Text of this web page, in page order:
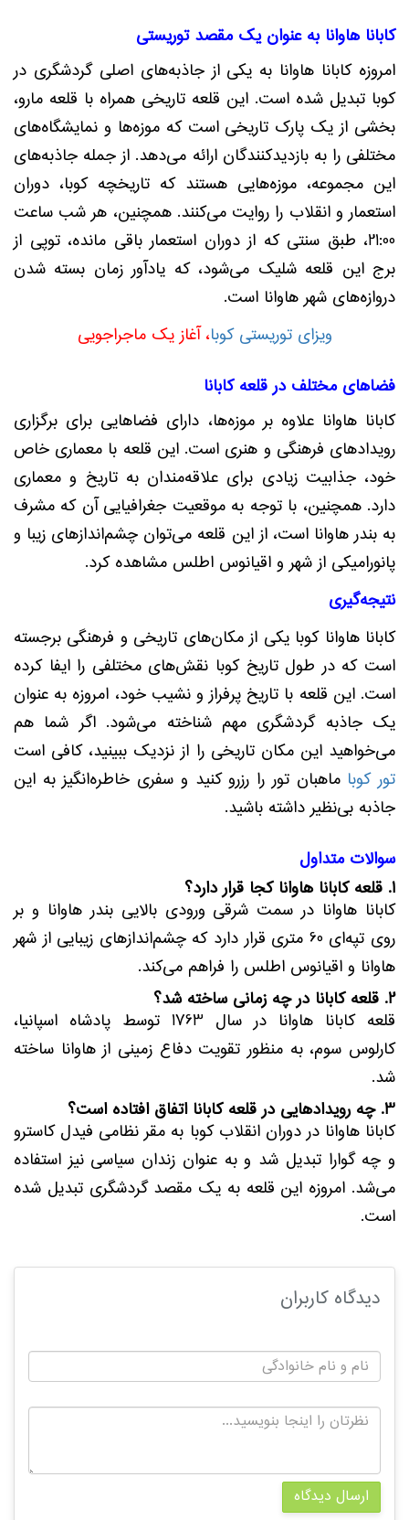
کابانا هاوانا به عنوان یک مقصد توریستی
امروزه کابانا هاوانا به یکی از جاذبه‌های اصلی گردشگری در
کوبا تبدیل شده است. این قلعه تاریخی همراه با قلعه مارو،
بخشی از یک پارک تاریخی است که موزه‌ها و نمایشگاه‌های
مختلفی را به بازدیدکنندگان ارائه می‌دهد. از جمله جاذبه‌های
این مجموعه، موزه‌هایی هستند که تاریخچه کوبا، دوران
استعمار و انقلاب را روایت می‌کنند. همچنین، هر شب ساعت
21:00، طبق سنتی که از دوران استعمار باقی مانده، توپی از
برج این قلعه شلیک می‌شود، که یادآور زمان بسته شدن
دروازه‌های شهر هاوانا است.
ویزای توریستی کوبا، آغاز یک ماجراجویی
فضاهای مختلف در قلعه کابانا
کابانا هاوانا علاوه بر موزه‌ها، دارای فضاهایی برای برگزاری
رویدادهای فرهنگی و هنری است. این قلعه با معماری خاص
خود، جذابیت زیادی برای علاقه‌مندان به تاریخ و معماری
دارد. همچنین، با توجه به موقعیت جغرافیایی آن که مشرف
به بندر هاوانا است، از این قلعه می‌توان چشم‌اندازهای زیبا و
پانورامیکی از شهر و اقیانوس اطلس مشاهده کرد.
نتیجه‌گیری
کابانا هاوانا کوبا یکی از مکان‌های تاریخی و فرهنگی برجسته
است که در طول تاریخ کوبا نقش‌های مختلفی را ایفا کرده
است. این قلعه با تاریخ پرفراز و نشیب خود، امروزه به عنوان
یک جاذبه گردشگری مهم شناخته می‌شود. اگر شما هم
می‌خواهید این مکان تاریخی را از نزدیک ببینید، کافی است
تور کوبا ماهبان تور را رزرو کنید و سفری خاطره‌انگیز به این
جاذبه بی‌نظیر داشته باشید.
سوالات متداول
1. قلعه کابانا هاوانا کجا قرار دارد؟
کابانا هاوانا در سمت شرقی ورودی بالایی بندر هاوانا و بر
روی تپه‌ای 60 متری قرار دارد که چشم‌اندازهای زیبایی از شهر
هاوانا و اقیانوس اطلس را فراهم می‌کند.
2. قلعه کابانا در چه زمانی ساخته شد؟
قلعه کابانا هاوانا در سال 1763 توسط پادشاه اسپانیا،
کارلوس سوم، به منظور تقویت دفاع زمینی از هاوانا ساخته
شد.
3. چه رویدادهایی در قلعه کابانا اتفاق افتاده است؟
کابانا هاوانا در دوران انقلاب کوبا به مقر نظامی فیدل کاسترو
و چه گوارا تبدیل شد و به عنوان زندان سیاسی نیز استفاده
می‌شد. امروزه این قلعه به یک مقصد گردشگری تبدیل شده
است.
دیدگاه کاربران
ارسال دیدگاه